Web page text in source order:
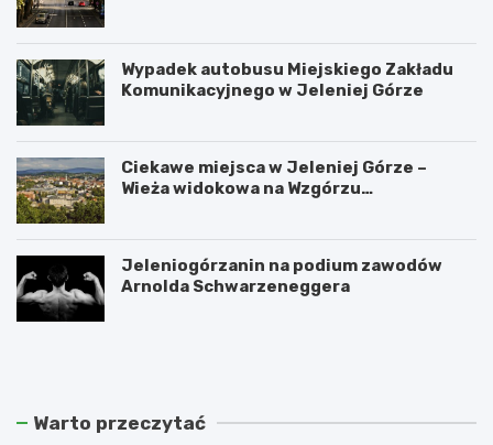
Wypadek autobusu Miejskiego Zakładu
Komunikacyjnego w Jeleniej Górze
Ciekawe miejsca w Jeleniej Górze –
Wieża widokowa na Wzgórzu
Jeleniogórzanin na podium zawodów
Arnolda Schwarzeneggera
W
l
S
r Warto przeczytać